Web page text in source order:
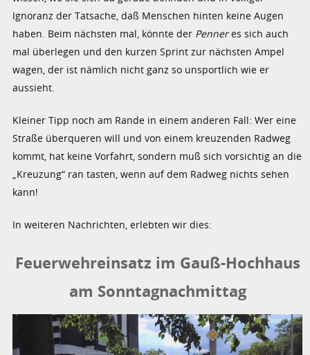
Ignoranz der Tatsache, daß Menschen hinten keine Augen
haben. Beim nächsten mal, könnte der Penneres sich auch
mal überlegen und den kurzen Sprint zur nächsten Ampel
wagen, der ist nämlich nicht ganz so unsportlich wie er
aussieht.
Kleiner Tipp noch am Rande in einem anderen Fall: Wer eine
Straße überqueren will und von einem kreuzenden Radweg
kommt, hat keine Vorfahrt, sondern muß sich vorsichtig an die
„Kreuzung“ ran tasten, wenn auf dem Radweg nichts sehen
kann!
In weiteren Nachrichten, erlebten wir dies:
Feuerwehreinsatz im Gauß-Hochhaus
am Sonntagnachmittag